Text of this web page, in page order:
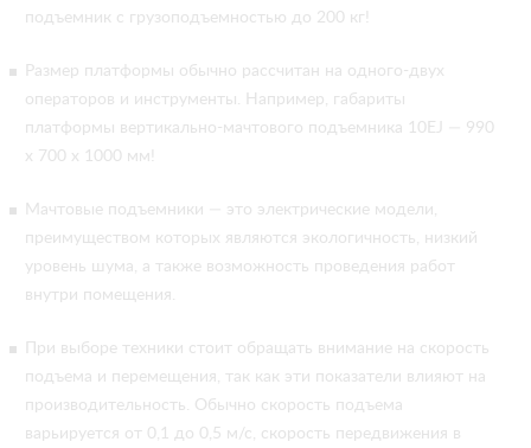
подъемник с грузоподъемностью до 200 кг!
Размер платформы обычно рассчитан на одного-двух
операторов и инструменты. Например, габариты
платформы вертикально-мачтового подъемника 10EJ — 990
х 700 х 1000 мм!
Мачтовые подъемники — это электрические модели,
преимуществом которых являются экологичность, низкий
уровень шума, а также возможность проведения работ
внутри помещения.
При выборе техники стоит обращать внимание на скорость
подъема и перемещения, так как эти показатели влияют на
производительность. Обычно скорость подъема
варьируется от 0,1 до 0,5 м/с, скорость передвижения в